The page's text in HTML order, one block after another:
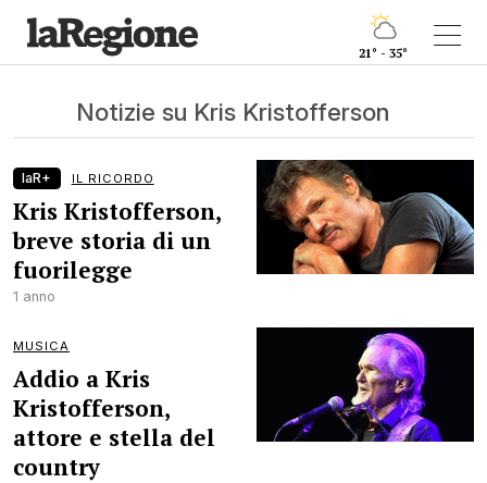
21° - 35°
Notizie su Kris Kristofferson
laR+ IL RICORDO
Kris Kristofferson,
breve storia di un
fuorilegge
1 anno
MUSICA
Addio a Kris
Kristofferson,
attore e stella del
country